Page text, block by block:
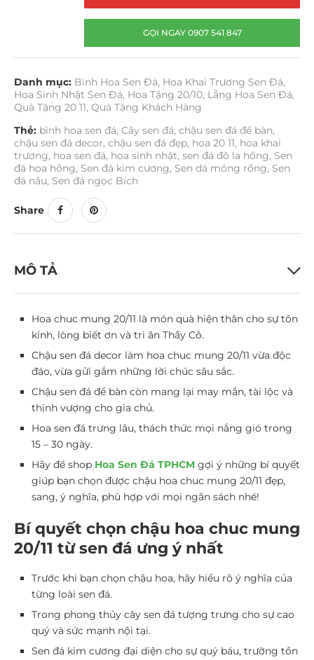
GỌI NGAY 0907 541 847
Danh mục: Bình Hoa Sen Đá, Hoa Khai Trương Sen Đá,
Hoa Sinh Nhật Sen Đá, Hoa Tặng 20/10, Lẵng Hoa Sen Đá,
Quà Tặng 20 11, Quà Tặng Khách Hàng
Thẻ: bình hoa sen đá, Cây sen đá, chậu sen đá để bàn,
chậu sen đá decor, chậu sen đá đẹp, hoa 20 11, hoa khai
trương, hoa sen đá, hoa sinh nhật, sen đá đô la hồng, Sen
đá hoa hồng, Sen đá kim cương, Sen dá móng rồng, Sen
đá nâu, Sen đá ngọc Bích
Share
MÔ TẢ
Hoa chuc mung 20/11 là món quà hiện thân cho sự tôn
kính, lòng biết ơn và tri ân Thầy Cô.
Chậu sen đá decor làm hoa chuc mung 20/11 vừa độc
đáo, vừa gửi gắm những lời chúc sâu sắc.
Chậu sen đá để bàn còn mang lại may mắn, tài lộc và
thịnh vượng cho gia chủ.
Hoa sen đá trưng lâu, thách thức mọi nắng gió trong
15 – 30 ngày.
Hãy để shop Hoa Sen Đá TPHCM gợi ý những bí quyết
giúp bạn chọn được chậu hoa chuc mung 20/11 đẹp,
sang, ý nghĩa, phù hợp với mọi ngân sách nhé!
Bí quyết chọn chậu hoa chuc mung
20/11 từ sen đá ưng ý nhất
Trước khi bạn chọn chậu hoa, hãy hiểu rõ ý nghĩa của
từng loài sen đá.
Trong phong thủy cây sen đá tượng trưng cho sự cao
quý và sức mạnh nội tại.
Sen đá kim cương đại diện cho sự quý báu, trường tồn